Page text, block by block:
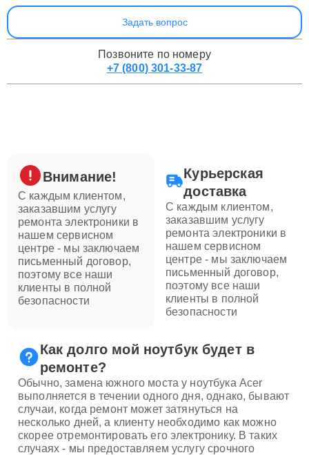
Задать вопрос
Позвоните по номеру
+7 (800) 301-33-87
Внимание!
С каждым клиентом,
заказавшим услугу
ремонта электроники в
нашем сервисном
центре - мы заключаем
письменный договор,
поэтому все наши
клиенты в полной
безопасности
Курьерская
доставка
С каждым клиентом,
заказавшим услугу
ремонта электроники в
нашем сервисном
центре - мы заключаем
письменный договор,
поэтому все наши
клиенты в полной
безопасности
Как долго мой ноутбук будет в
ремонте?
Обычно, замена южного моста у ноутбука Acer
выполняется в течении одного дня, однако, бывают
случаи, когда ремонт может затянуться на
несколько дней, а клиенту необходимо как можно
скорее отремонтировать его электронику. В таких
случаях - мы предоставляем услугу срочного